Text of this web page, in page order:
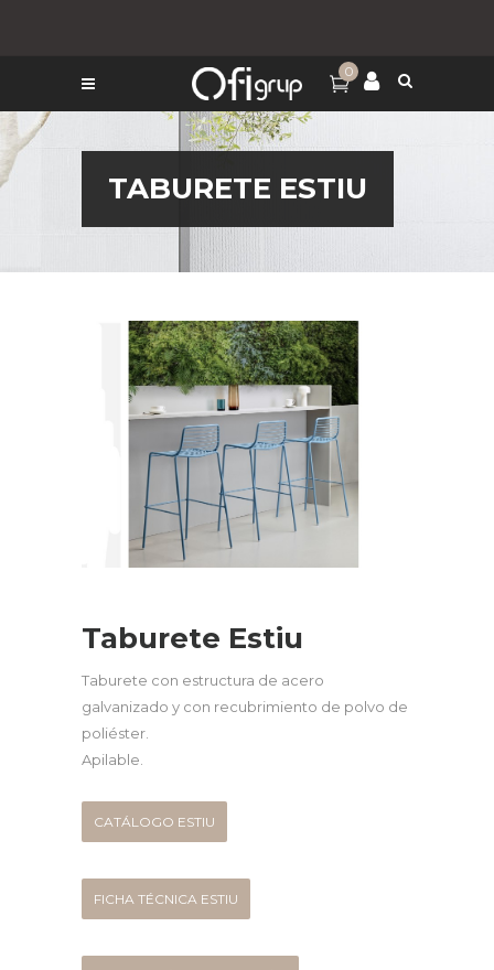
0
TABURETE ESTIU
Taburete Estiu
Taburete con estructura de acero
galvanizado y con recubrimiento de polvo de
poliéster.
Apilable.
CATÁLOGO ESTIU
FICHA TÉCNICA ESTIU